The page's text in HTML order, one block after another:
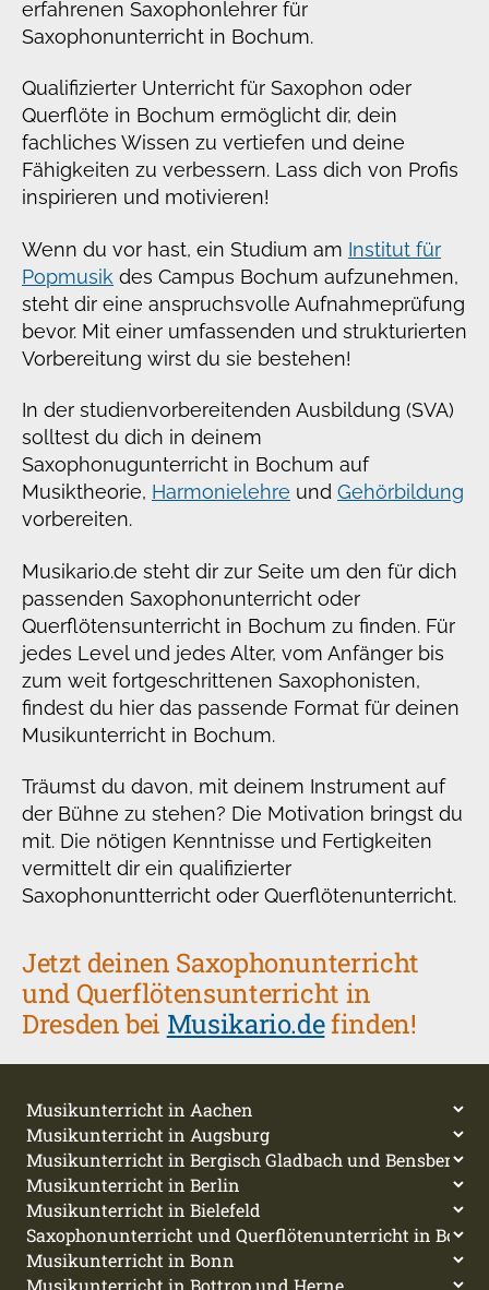
erfahrenen Saxophonlehrer für
Saxophonunterricht in Bochum.
Qualifizierter Unterricht für Saxophon oder
Querflöte in Bochum ermöglicht dir, dein
fachliches Wissen zu vertiefen und deine
Fähigkeiten zu verbessern. Lass dich von Profis
inspirieren und motivieren!
Wenn du vor hast, ein Studium am Institut für
Popmusik des Campus Bochum aufzunehmen,
steht dir eine anspruchsvolle Aufnahmeprüfung
bevor. Mit einer umfassenden und strukturierten
Vorbereitung wirst du sie bestehen!
In der studienvorbereitenden Ausbildung (SVA)
solltest du dich in deinem
Saxophonugunterricht in Bochum auf
Musiktheorie, Harmonielehre und Gehörbildung
vorbereiten.
Musikario.de steht dir zur Seite um den für dich
passenden Saxophonunterricht oder
Querflötensunterricht in Bochum zu finden. Für
jedes Level und jedes Alter, vom Anfänger bis
zum weit fortgeschrittenen Saxophonisten,
findest du hier das passende Format für deinen
Musikunterricht in Bochum.
Träumst du davon, mit deinem Instrument auf
der Bühne zu stehen? Die Motivation bringst du
mit. Die nötigen Kenntnisse und Fertigkeiten
vermittelt dir ein qualifizierter
Saxophonuntterricht oder Querflötenunterricht.
Jetzt deinen Saxophonunterricht
und Querflötensunterricht in
Dresden bei Musikario.definden!